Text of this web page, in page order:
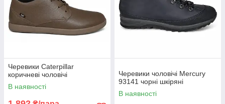
Черевики Caterpillar
коричневі чоловічі
В наявності
Черевики чоловічі Mercury
93141 чорні шкіряні
В наявності